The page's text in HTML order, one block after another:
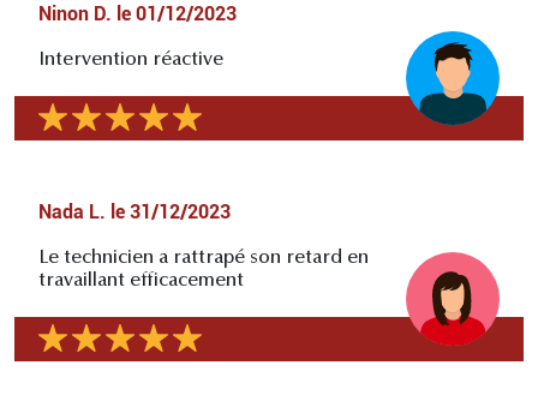
Ninon D. le 01/12/2023
Intervention réactive
Nada L. le 31/12/2023
Le technicien a rattrapé son retard en
travaillant efficacement